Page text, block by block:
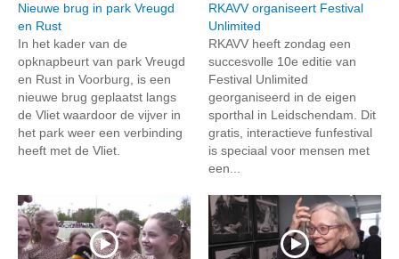
Nieuwe brug in park Vreugd
en Rust
In het kader van de
opknapbeurt van park Vreugd
en Rust in Voorburg, is een
nieuwe brug geplaatst langs
de Vliet waardoor de vijver in
het park weer een verbinding
heeft met de Vliet.
RKAVV organiseert Festival
Unlimited
RKAVV heeft zondag een
succesvolle 10e editie van
Festival Unlimited
georganiseerd in de eigen
sporthal in Leidschendam. Dit
gratis, interactieve funfestival
is speciaal voor mensen met
een...